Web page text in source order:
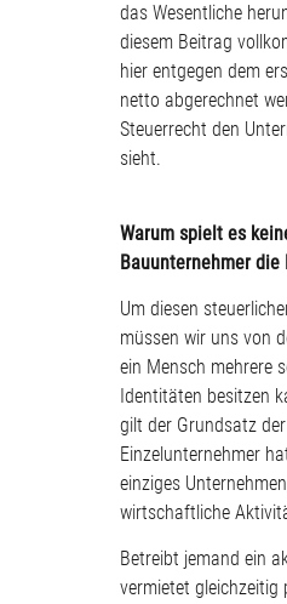
das Wesentliche
diesem Beitrag
hier entgegen dem
netto abgerechnet
Steuerrecht den
sieht.
Warum spielt es
Bauunternehmer
Um diesen
müssen wir uns von
ein Mensch mehrere
Identitäten besitzen
gilt der Grundsatz
Einzelunternehmer
einziges
wirtschaftliche
Betreibt jemand ein
vermietet gleichzeitig